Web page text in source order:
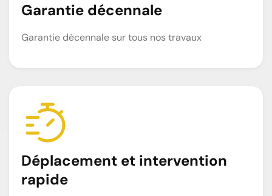
Garantie décennale
Garantie décennale sur tous nos travaux
Déplacement et intervention
rapide